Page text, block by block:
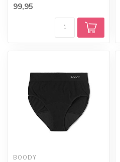
99,95
BOODY